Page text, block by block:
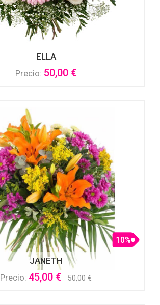
ELLA
Precio: 50,00 €
JANETH
10%
Precio: 45,00 € 50,00 €